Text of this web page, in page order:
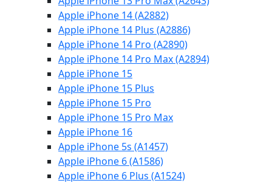
Apple iPhone 14 (A2882)
Apple iPhone 14 Plus (A2886)
Apple iPhone 14 Pro (A2890)
Apple iPhone 14 Pro Max (A2894)
Apple iPhone 15
Apple iPhone 15 Plus
Apple iPhone 15 Pro
Apple iPhone 15 Pro Max
Apple iPhone 16
Apple iPhone 5s (A1457)
Apple iPhone 6 (A1586)
Apple iPhone 6 Plus (A1524)